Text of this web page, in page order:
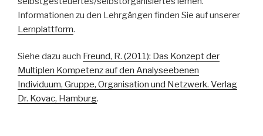
Informationen zu den Lehrgängen finden Sie auf unserer
Lernplattform.
Siehe dazu auch Freund, R. (2011): Das Konzept der
Multiplen Kompetenz auf den Analyseebenen
Individuum, Gruppe, Organisation und Netzwerk. Verlag
Dr. Kovac, Hamburg.